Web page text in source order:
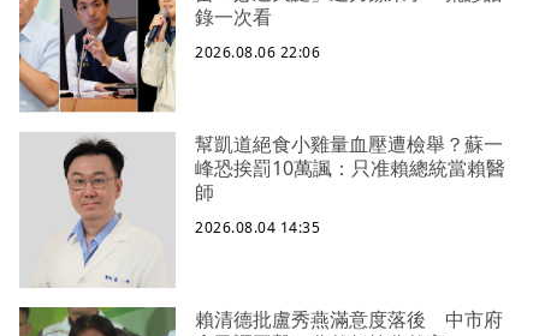
錄一次看
2026.08.06 22:06
幫凱道絕食小雞量血壓遭檢舉？蘇一
峰恐挨罰10萬諷：只准賴總統當賴醫
師
2026.08.04 14:35
賴清德批盧秀燕滿意度落後 中市府